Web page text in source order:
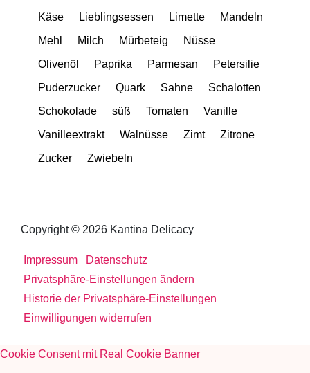
Käse
Lieblingsessen Limette
Mandeln
Mehl
Milch Mürbeteig
Nüsse
Olivenöl
Paprika Parmesan
Petersilie
Puderzucker
Quark Sahne
Schalotten
Schokolade
süß Tomaten
Vanille
Vanilleextrakt
Walnüsse Zimt
Zitrone
Zucker
Zwiebeln
Copyright © 2026 Kantina Delicacy
Impressum
Datenschutz
Privatsphäre-Einstellungen ändern
Historie der Privatsphäre-Einstellungen
Einwilligungen widerrufen
Cookie Consent mit Real Cookie Banner